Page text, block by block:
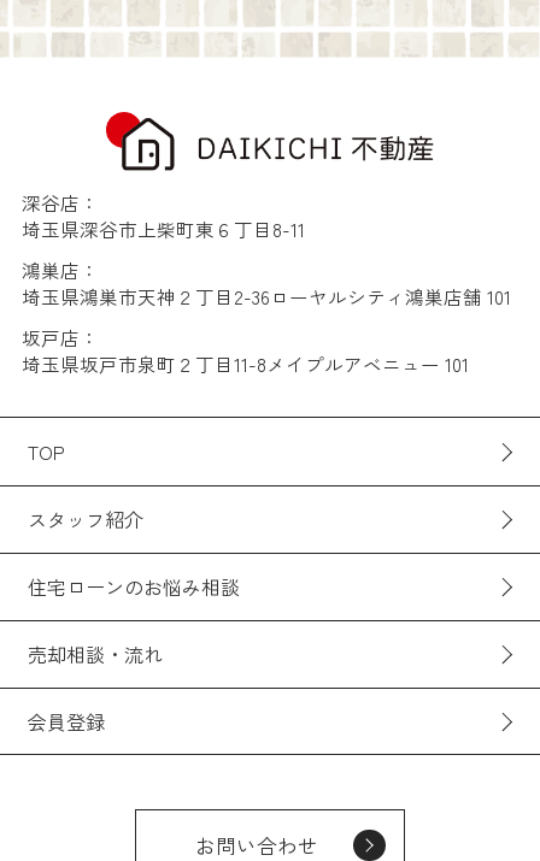
深谷店：
埼玉県深谷市上柴町東６丁目8-11
鴻巣店：
埼玉県鴻巣市天神２丁目2-36ローヤルシティ鴻巣店舗 101
坂戸店：
埼玉県坂戸市泉町２丁目11-8メイプルアベニュー 101
TOP
スタッフ紹介
住宅ローンのお悩み相談
売却相談・流れ
会員登録
お問い合わせ